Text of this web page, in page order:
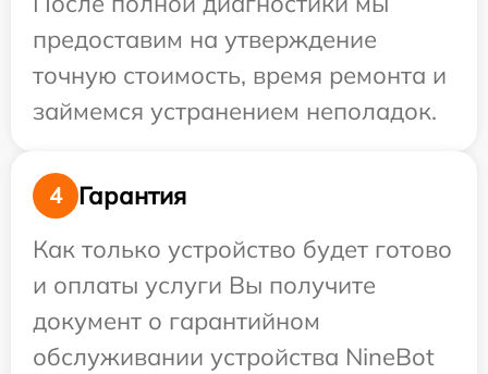
предоставим на утверждение
точную стоимость, время ремонта и
займемся устранением неполадок.
4
Гарантия
Как только устройство будет готово
и оплаты услуги Вы получите
документ о гарантийном
обслуживании устройства NineBot